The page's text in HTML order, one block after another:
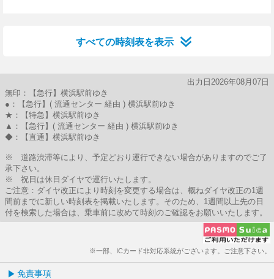
すべての時刻表を表示
出力日2026年08月07日
無印：【急行】横浜駅前ゆき
●：【急行】( 流通センター 経由 ) 横浜駅前ゆき
★：【特急】横浜駅前ゆき
▲：【急行】( 流通センター 経由 ) 横浜駅前ゆき
◆：【直通】横浜駅前ゆき
※ 道路渋滞等により、予定どおり運行できない場合がありますのでご了
承下さい。
※ 祝日は休日ダイヤで運行いたします。
ご注意：ダイヤ改正により時刻を変更する場合は、概ねダイヤ改正の1週
間前までに新しい時刻表を掲載いたします。そのため、1週間以上先の日
付を検索した場合は、乗車前に改めて時刻のご確認をお願いいたします。
※一部、ICカード非対応系統がございます。ご注意下さい。
免責事項